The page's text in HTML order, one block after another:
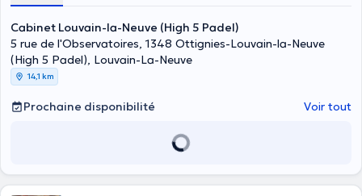
Cabinet Louvain-la-Neuve (High 5 Padel)
5 rue de l'Observatoires, 1348 Ottignies-Louvain-la-Neuve
(High 5 Padel), Louvain-La-Neuve
14,1 km
Prochaine disponibilité Voir tout